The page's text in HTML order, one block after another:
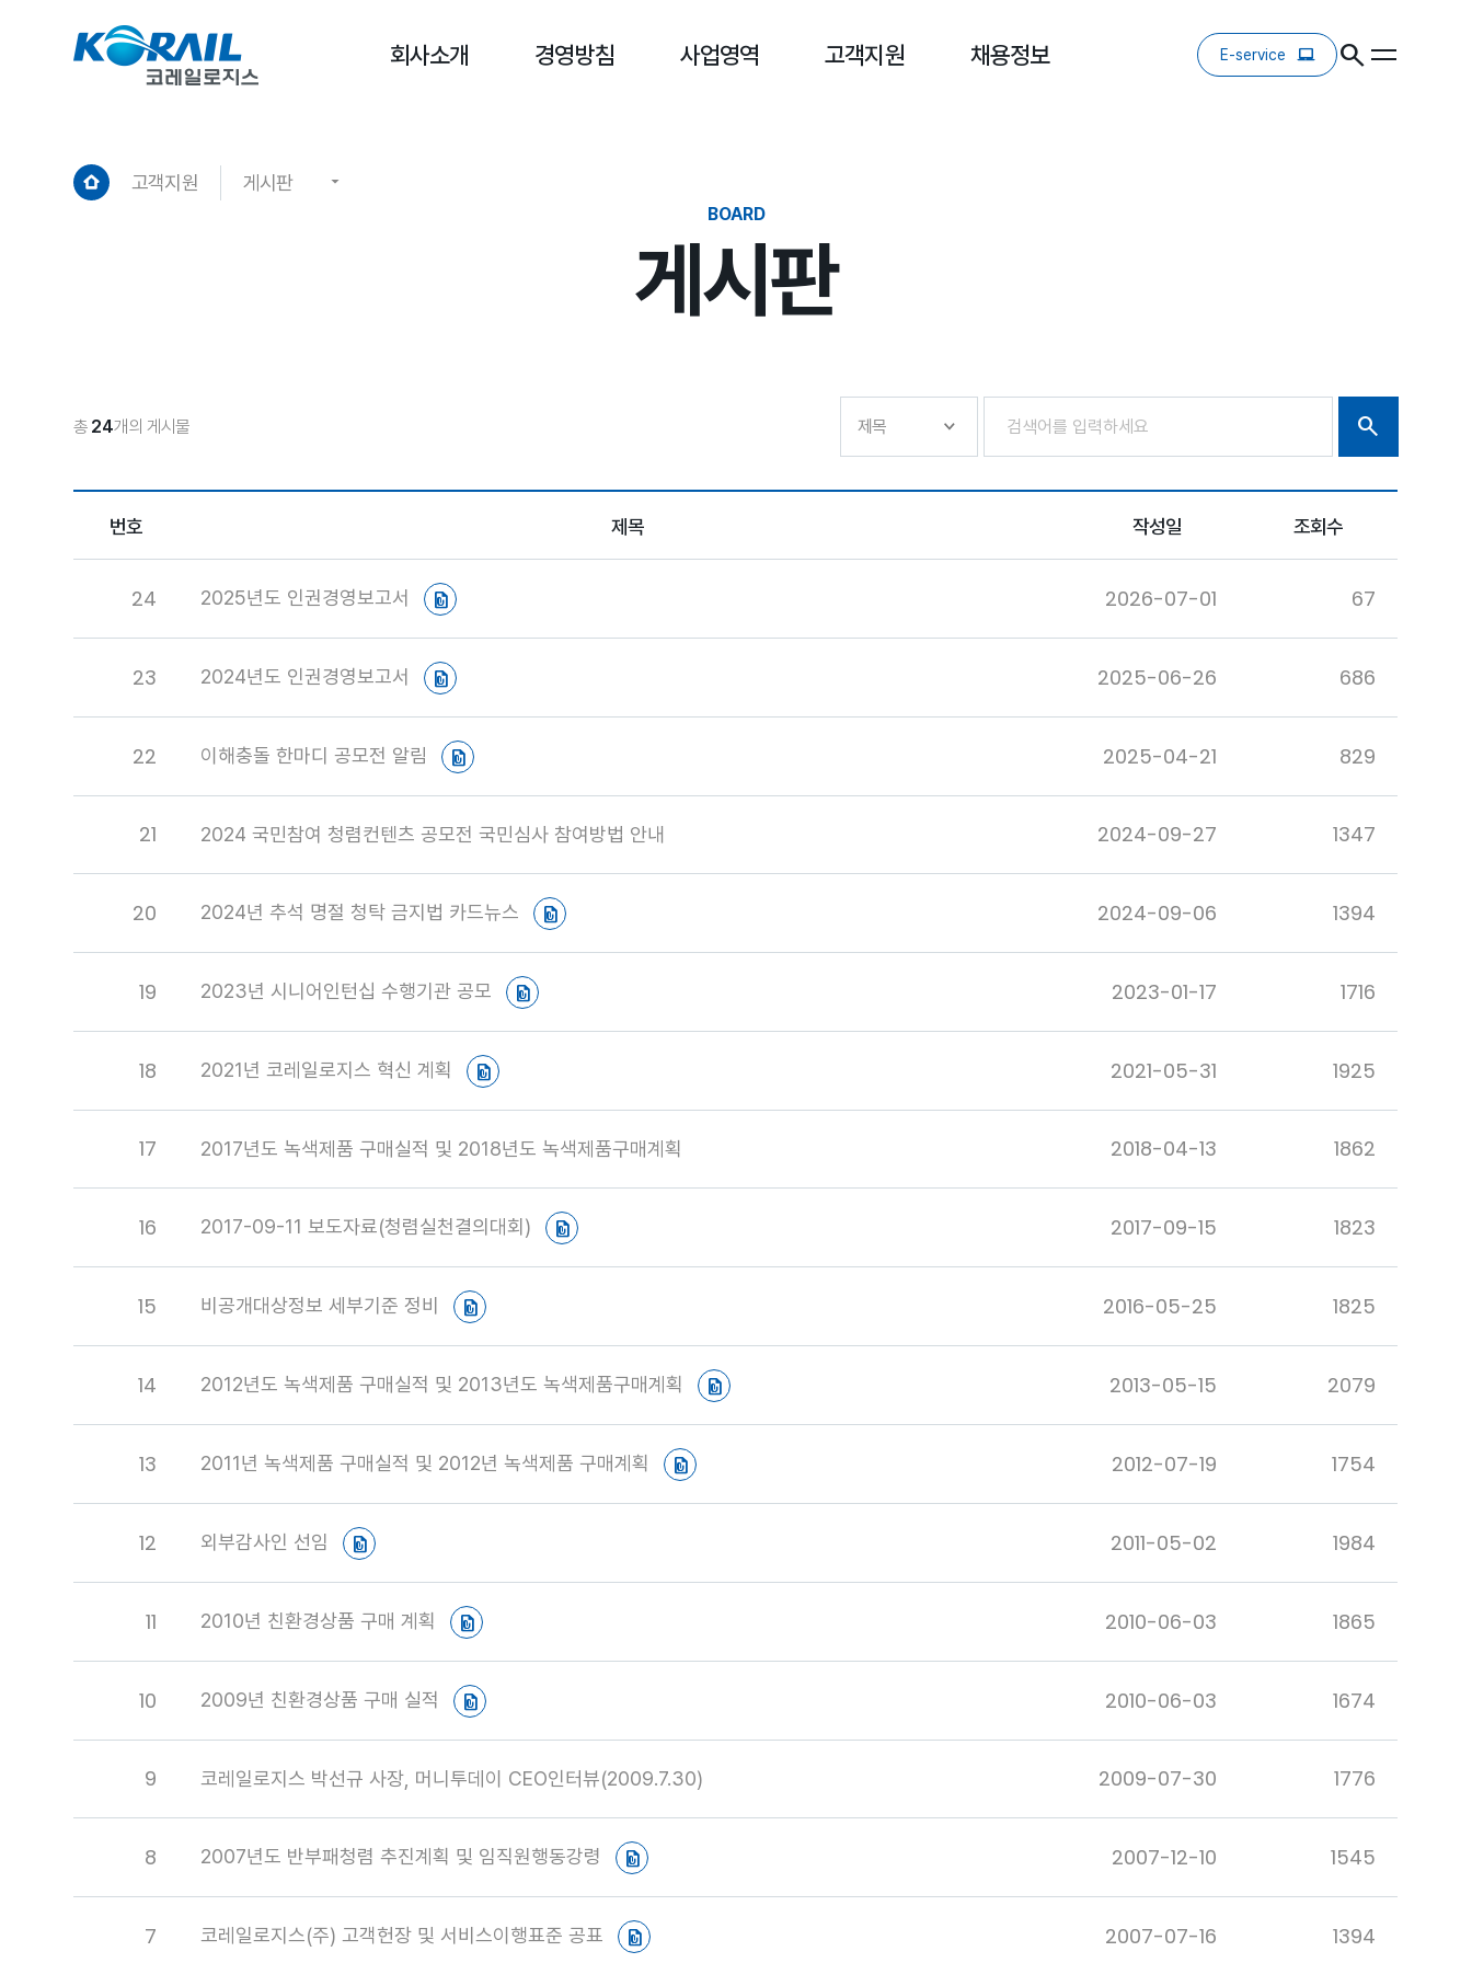
E-service
회사소개 경영방침 사업영역 고객지원 채용정보
고객지원 게시판
BOARD
게시판
총 24개의 게시물
번호 제목 작성일 조회수
24 2025년도 인권경영보고서 2026-07-01 67
23 2024년도 인권경영보고서 2025-06-26 686
22 이해충돌 한마디 공모전 알림 2025-04-21 829
21 2024 국민참여 청렴컨텐츠 공모전 국민심사 참여방법 안내 2024-09-27 1347
20 2024년 추석 명절 청탁 금지법 카드뉴스 2024-09-06 1394
19 2023년 시니어인턴십 수행기관 공모 2023-01-17 1716
18 2021년 코레일로지스 혁신 계획 2021-05-31 1925
17 2017년도 녹색제품 구매실적 및 2018년도 녹색제품구매계획 2018-04-13 1862
16 2017-09-11 보도자료(청렴실천결의대회) 2017-09-15 1823
15 비공개대상정보 세부기준 정비 2016-05-25 1825
14 2012년도 녹색제품 구매실적 및 2013년도 녹색제품구매계획 2013-05-15 2079
13 2011년 녹색제품 구매실적 및 2012년 녹색제품 구매계획 2012-07-19 1754
12 외부감사인 선임 2011-05-02 1984
11 2010년 친환경상품 구매 계획 2010-06-03 1865
10 2009년 친환경상품 구매 실적 2010-06-03 1674
9 코레일로지스 박선규 사장, 머니투데이 CEO인터뷰(2009.7.30) 2009-07-30 1776
8 2007년도 반부패청렴 추진계획 및 임직원행동강령 2007-12-10 1545
7 코레일로지스(주) 고객헌장 및 서비스이행표준 공표 2007-07-16 1394